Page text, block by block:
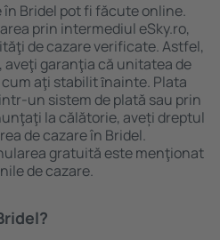
Bridel pot fi făcute online.
prin intermediul eSky.ro,
de cazare verificate. Astfel,
aveţi garanţia că unitatea de
aţi stabilit ȋnainte. Plata
un sistem de plată sau prin
la călătorie, aveți dreptul
de cazare în Bridel.
gratuită este menţionat
de cazare.